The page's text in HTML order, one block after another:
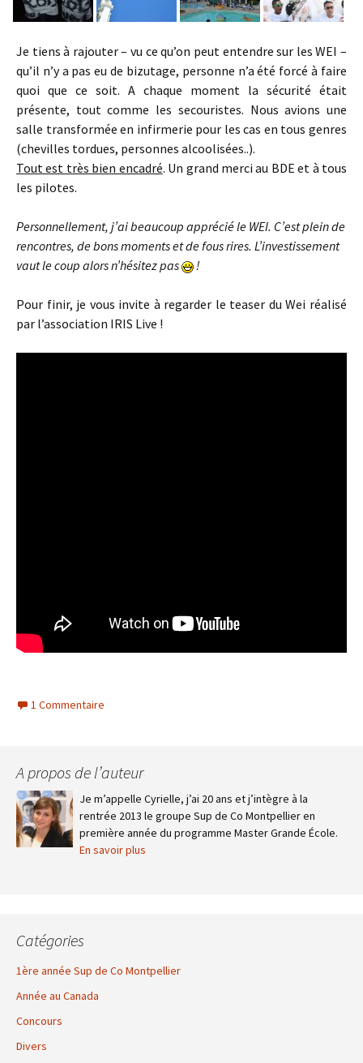
Je tiens à rajouter – vu ce qu’on peut entendre sur les WEI –
qu’il n’y a pas eu de bizutage, personne n’a été forcé à faire
quoi que ce soit. A chaque moment la sécurité était
présente, tout comme les secouristes. Nous avions une
salle transformée en infirmerie pour les cas en tous genres
(chevilles tordues, personnes alcoolisées..).
Tout est très bien encadré. Un grand merci au BDE et à tous
les pilotes.
Personnellement, j’ai beaucoup apprécié le WEI. C’est plein de
rencontres, de bons moments et de fous rires. L’investissement
vaut le coup alors n’hésitez pas
!
Pour finir, je vous invite à regarder le teaser du Wei réalisé
par l’association IRIS Live !
1 Commentaire
A propos de l’auteur
Je m’appelle Cyrielle, j’ai 20 ans et j’intègre à la
rentrée 2013 le groupe Sup de Co Montpellier en
première année du programme Master Grande École.
En savoir plus
Catégories
1ère année Sup de Co Montpellier
Année au Canada
Concours
Divers